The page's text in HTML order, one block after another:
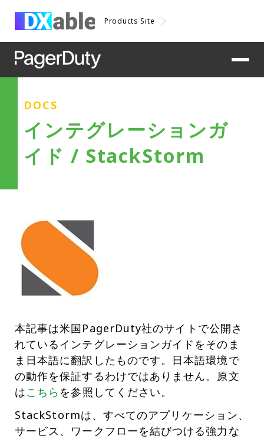
Products Site
DOCS
インテグレーションガ
イド / StackStorm
本記事は米国PagerDuty社のサイトで公開さ
れているインテグレーションガイドをそのま
ま日本語に翻訳したものです。日本語環境で
の動作を保証するわけではありません。原文
はこちら を参照してください。
StackStormは、すべてのアプリケーション、
サービス、ワークフローを結びつける強力な